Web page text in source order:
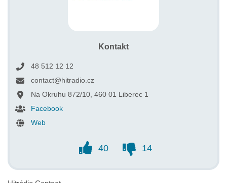
Kontakt
48 512 12 12
contact@hitradio.cz
Na Okruhu 872/10, 460 01 Liberec 1
Facebook
Web
40 14